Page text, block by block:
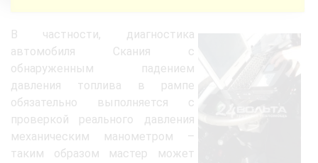
В частности, диагностика
автомобиля Скания с
обнаруженным падением
давления топлива в рампе
обязательно выполняется с
проверкой реального давления
механическим манометром –
таким образом мастер может